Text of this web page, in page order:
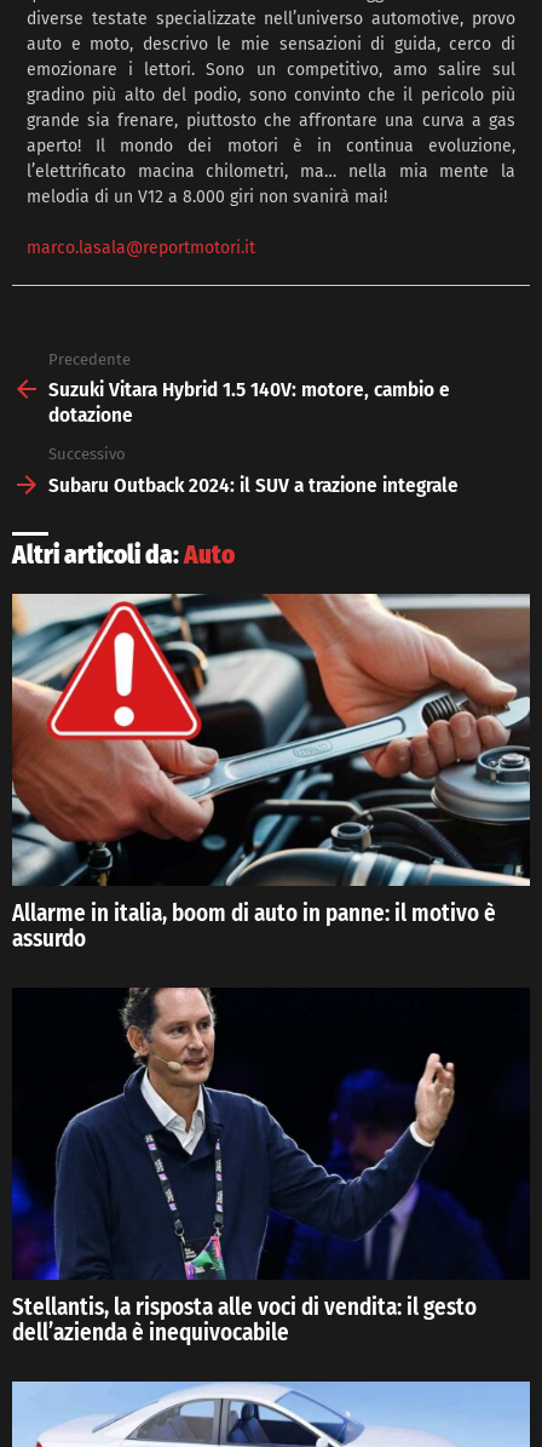
diverse testate specializzate nell’universo automotive, provo
auto e moto, descrivo le mie sensazioni di guida, cerco di
emozionare i lettori. Sono un competitivo, amo salire sul
gradino più alto del podio, sono convinto che il pericolo più
grande sia frenare, piuttosto che affrontare una curva a gas
aperto! Il mondo dei motori è in continua evoluzione,
l’elettrificato macina chilometri, ma… nella mia mente la
melodia di un V12 a 8.000 giri non svanirà mai!
marco.lasala@reportmotori.it
more
Precedente
Suzuki Vitara Hybrid 1.5 140V: motore, cambio e
dotazione
Successivo
Subaru Outback 2024: il SUV a trazione integrale
Altri articoli da:Auto
Allarme in italia, boom di auto in panne: il motivo è
assurdo
Stellantis, la risposta alle voci di vendita: il gesto
dell’azienda è inequivocabile